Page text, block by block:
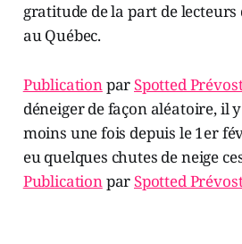
gratitude de la part de
au Québec.
PublicationparSpotted
déneiger de façon aléatoire, il
moins une fois depuis le 1er
eu quelques chutes de neige
PublicationparSpotted